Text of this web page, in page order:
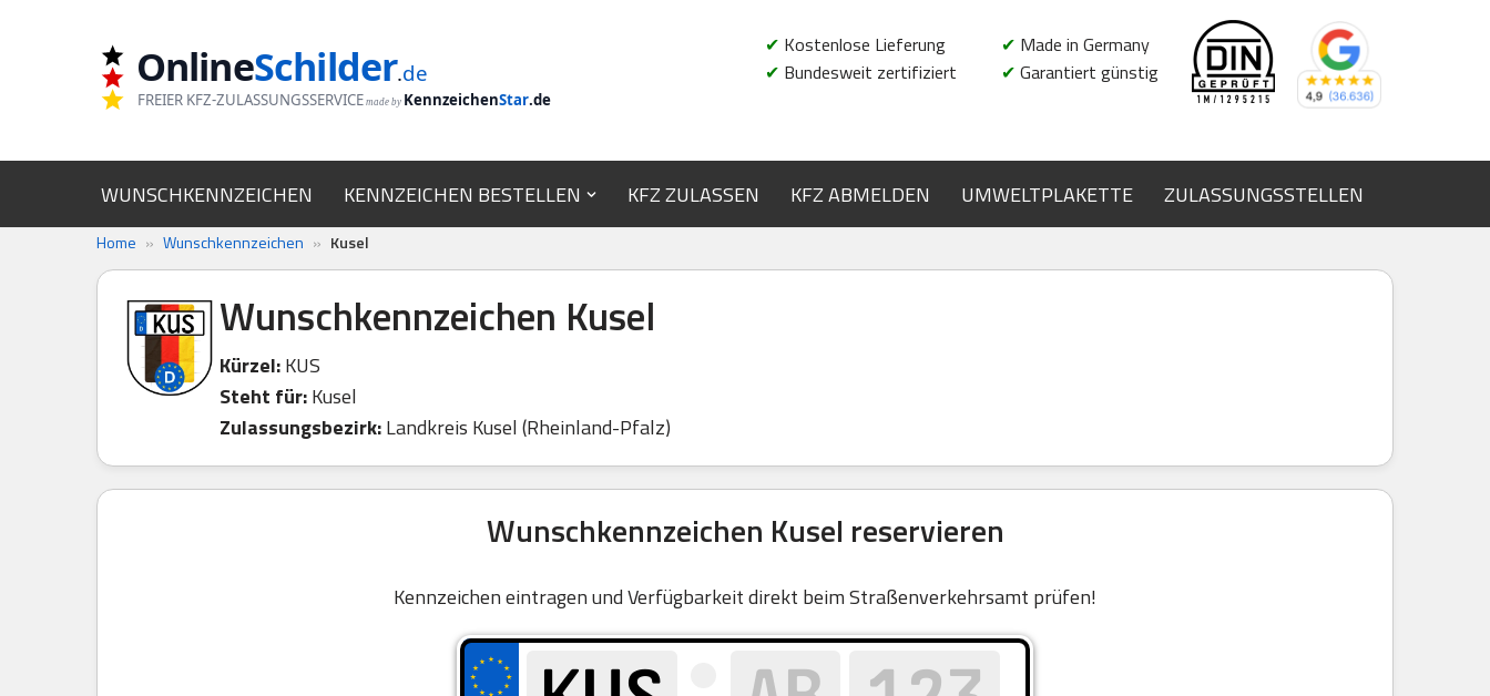
OnlineSchilder.de
FREIER KFZ-ZULASSUNGSSERVICE made by KennzeichenStar.de
✔ Kostenlose Lieferung
✔ Bundesweit zertifiziert
✔ Made in Germany
✔ Garantiert günstig
WUNSCHKENNZEICHEN KENNZEICHEN BESTELLEN KFZ ZULASSEN KFZ ABMELDEN UMWELTPLAKETTE ZULASSUNGSSTELLEN
Home » Wunschkennzeichen » Kusel
Wunschkennzeichen Kusel
Kürzel:KUS
Steht für:Kusel
Zulassungsbezirk:Landkreis Kusel (Rheinland-Pfalz)
Wunschkennzeichen Kusel reservieren
Kennzeichen eintragen und Verfügbarkeit direkt beim Straßenverkehrsamt prüfen!